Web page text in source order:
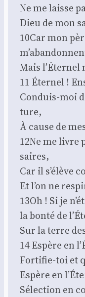
Ne me laisse
Dieu de mon
10Car mon
Mais
11 Éter­nel !
Conduis-moi
ture,
À cause de
12Ne me livre
saires,
Car il s’élève
Et l’on ne
13Oh ! Si je
la bon­té de
Sur la terre
14 Espère en
For­ti­fie-toi et
Espère en
Sélec­tion en